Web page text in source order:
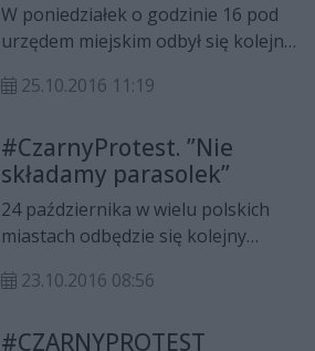
W poniedziałek o godzinie 16 pod
urzędem miejskim odbył się kolejny
zaostrzenia przepisów
pokazywały stanowiska polityków
Prawa i Sprawiedliwości,
profesorów czy też księży
nawołujących zarówno do
całkowitego zakazu aborcji jak
również zakazu antykoncepcji.
25.10.2016 11:19
#CzarnyProtest. ”Nie
składamy parasolek”
24 października w wielu polskich
miastach odbędzie się kolejny
prawa aborcyjnego. W Radomiu
sprzeciw wobec zamierzeń
23.10.2016 08:56
#CZARNYPROTEST